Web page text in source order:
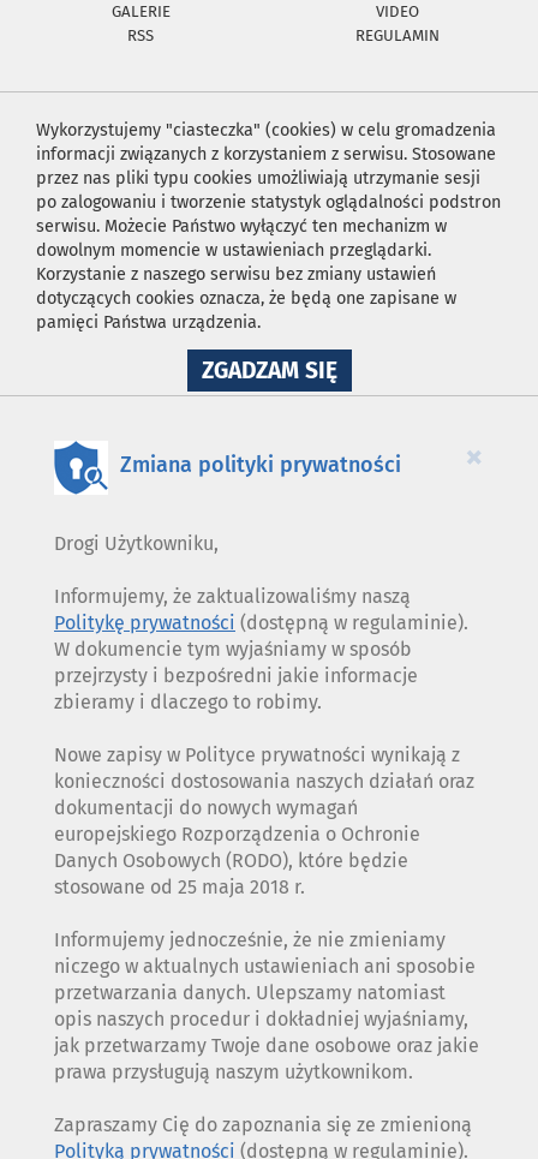
GALERIE
VIDEO
RSS
REGULAMIN
Wykorzystujemy "ciasteczka" (cookies) w celu gromadzenia
informacji związanych z korzystaniem z serwisu. Stosowane
przez nas pliki typu cookies umożliwiają utrzymanie sesji
po zalogowaniu i tworzenie statystyk oglądalności podstron
serwisu. Możecie Państwo wyłączyć ten mechanizm w
dowolnym momencie w ustawieniach przeglądarki.
Korzystanie z naszego serwisu bez zmiany ustawień
dotyczących cookies oznacza, że będą one zapisane w
pamięci Państwa urządzenia.
ZGADZAM SIĘNA
WYKORZYSTANIE
×
Zmiana polityki prywatności
Drogi Użytkowniku,
Informujemy, że zaktualizowaliśmy naszą
Politykę prywatności (dostępną w regulaminie).
W dokumencie tym wyjaśniamy w sposób
przejrzysty i bezpośredni jakie informacje
zbieramy i dlaczego to robimy.
Nowe zapisy w Polityce prywatności wynikają z
konieczności dostosowania naszych działań oraz
dokumentacji do nowych wymagań
europejskiego Rozporządzenia o Ochronie
Danych Osobowych (RODO), które będzie
stosowane od 25 maja 2018 r.
Informujemy jednocześnie, że nie zmieniamy
niczego w aktualnych ustawieniach ani sposobie
przetwarzania danych. Ulepszamy natomiast
opis naszych procedur i dokładniej wyjaśniamy,
jak przetwarzamy Twoje dane osobowe oraz jakie
prawa przysługują naszym użytkownikom.
Zapraszamy Cię do zapoznania się ze zmienioną
Polityką prywatności (dostępną w regulaminie).